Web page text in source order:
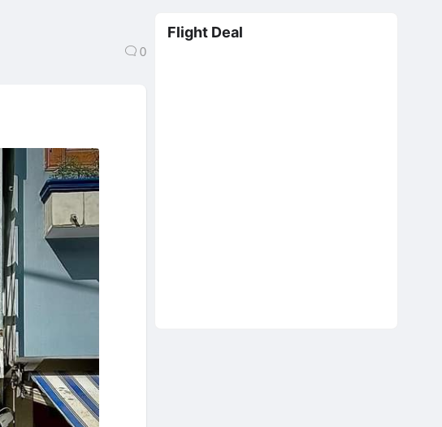
0
Flight Deal